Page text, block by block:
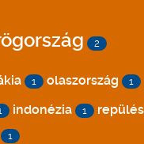
2
1 olaszország 1
indonézia 1 repülés
1